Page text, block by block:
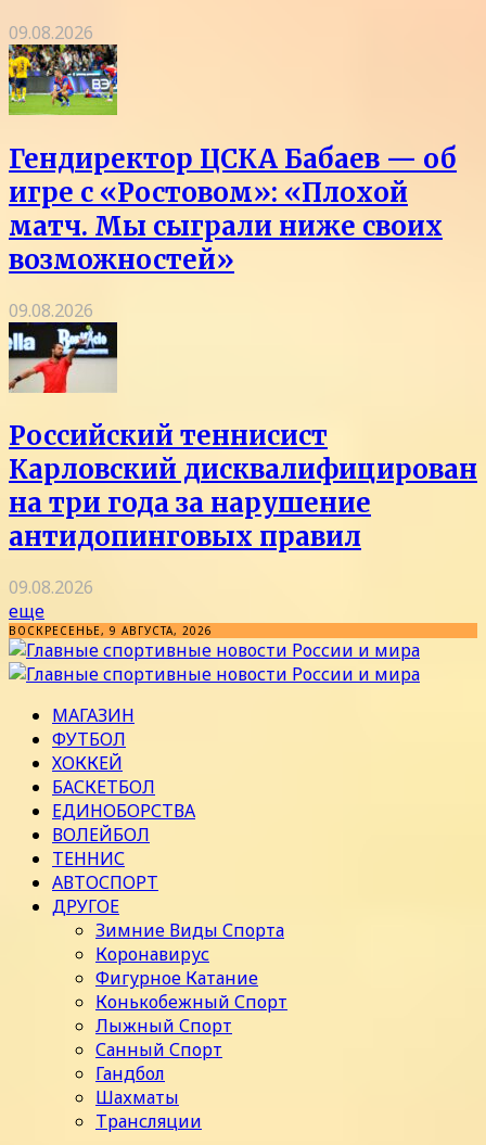
09.08.2026
Гендиректор ЦСКА Бабаев — об
игре с «Ростовом»: «Плохой
матч. Мы сыграли ниже своих
возможностей»
09.08.2026
Российский теннисист
Карловский дисквалифицирован
на три года за нарушение
антидопинговых правил
09.08.2026
еще
ВОСКРЕСЕНЬЕ, 9 АВГУСТА, 2026
МАГАЗИН
ФУТБОЛ
ХОККЕЙ
БАСКЕТБОЛ
ЕДИНОБОРСТВА
ВОЛЕЙБОЛ
ТЕННИС
АВТОСПОРТ
ДРУГОЕ
Зимние Виды Спорта
Коронавирус
Фигурное Катание
Конькобежный Спорт
Лыжный Спорт
Санный Спорт
Гандбол
Шахматы
Трансляции